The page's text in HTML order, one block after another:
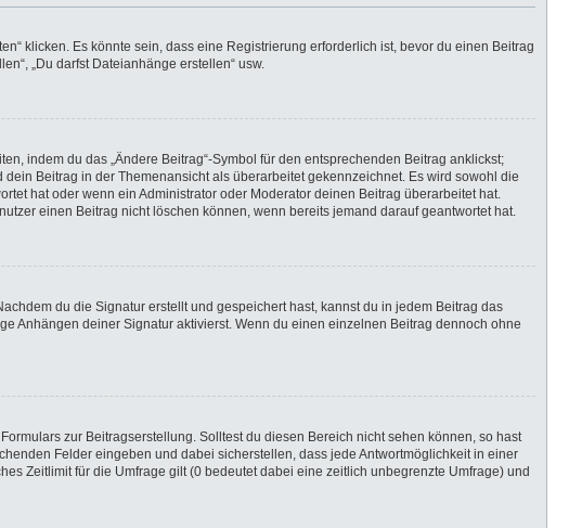
klicken. Es könnte sein, dass eine Registrierung erforderlich ist, bevor du einen Beitrag
„Du darfst Dateianhänge erstellen“ usw.
indem du das „Ändere Beitrag“-Symbol für den entsprechenden Beitrag anklickst;
Beitrag in der Themenansicht als überarbeitet gekennzeichnet. Es wird sowohl die
hat oder wenn ein Administrator oder Moderator deinen Beitrag überarbeitet hat.
einen Beitrag nicht löschen können, wenn bereits jemand darauf geantwortet hat.
du die Signatur erstellt und gespeichert hast, kannst du in jedem Beitrag das
Anhängen deiner Signatur aktivierst. Wenn du einen einzelnen Beitrag dennoch ohne
zur Beitragserstellung. Solltest du diesen Bereich nicht sehen können, so hast
Felder eingeben und dabei sicherstellen, dass jede Antwortmöglichkeit in einer
Zeitlimit für die Umfrage gilt (0 bedeutet dabei eine zeitlich unbegrenzte Umfrage) und